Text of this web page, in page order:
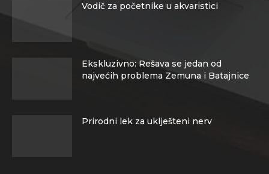
Vodič za početnike u akvaristici
Ekskluzivno: Rešava se jedan od
najvećih problema Zemuna i Batajnice
Prirodni lek za uklješteni nerv